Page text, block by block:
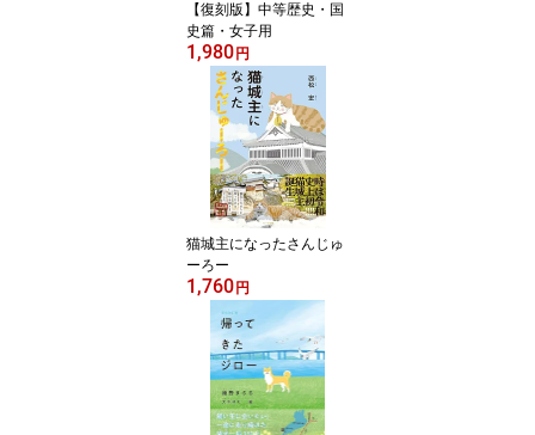
【復刻版】中等歴史・国
史篇・女子用
1,980 円
猫城主になったさんじゅ
ーろー
1,760 円